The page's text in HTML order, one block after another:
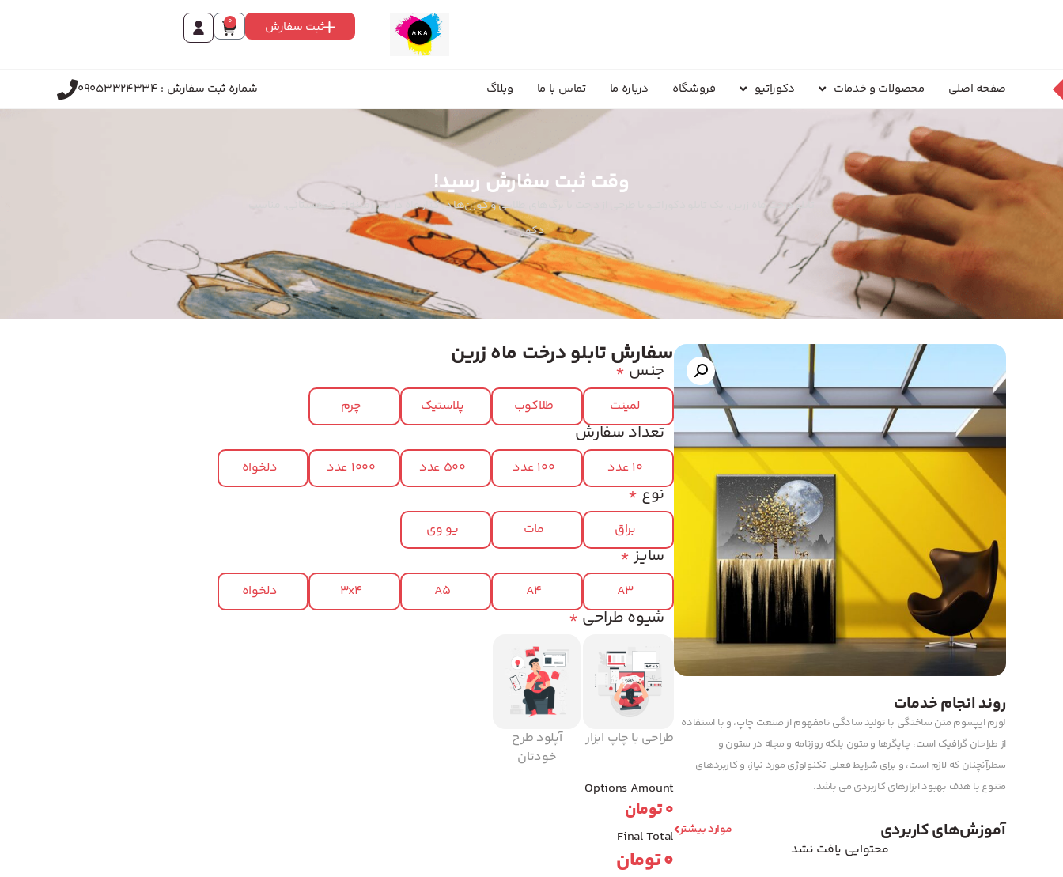
ثبت سفارش 0
صفحه اصلی محصولات و خدمات دکوراتیو فروشگاه درباره ما تماس با ما وبلاگ شماره ثبت سفارش : 09053324334
وقت ثبت سفارش رسید!
تابلو درخت ماه زرین. یک تابلو دکوراتیو با طرحی از درخت با برگ‌های طلایی و گوزن‌ها در کنار ماه در پس‌زمینه‌ای کوهستانی. مناسب
دکور.
روند انجام خدمات
لورم ایپسوم متن ساختگی با تولید سادگی نامفهوم از صنعت چاپ، و با استفاده
از طراحان گرافیک است، چاپگرها و متون بلکه روزنامه و مجله در ستون و
سطرآنچنان که لازم است، و برای شرایط فعلی تکنولوژی مورد نیاز، و کاربردهای
متنوع با هدف بهبود ابزارهای کاربردی می باشد.
آموزش‌های کاربردی موارد بیشتر
محتوایی یافت نشد
سفارش تابلو درخت ماه زرین
* جنس
لمینت طلاکوب پلاستیک چرم
تعداد سفارش
10 عدد 100 عدد 500 عدد 1000 عدد دلخواه
*نوع
براق مات یو وی
*سایز
A3
A4
A5
3x4 دلخواه
*شیوه طراحی
طراحی با چاپ ابزار
آپلود طرح
خودتان
Options Amount
0تومان
Final Total
0تومان